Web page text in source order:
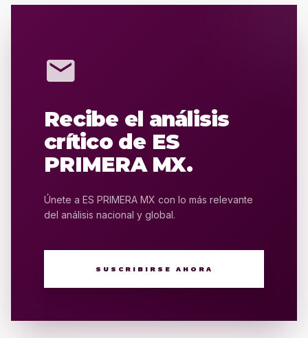
mail
Recibe el análisis
crítico de ES
PRIMERA MX.
Únete a ES PRIMERA MX con lo más relevante
del análisis nacional y global.
SUSCRIBIRSE AHORA